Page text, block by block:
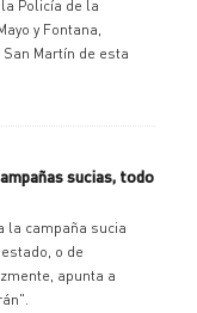
Policía de la
y Fontana,
Martín de esta
sucias, todo
la campaña sucia
o de
apunta a